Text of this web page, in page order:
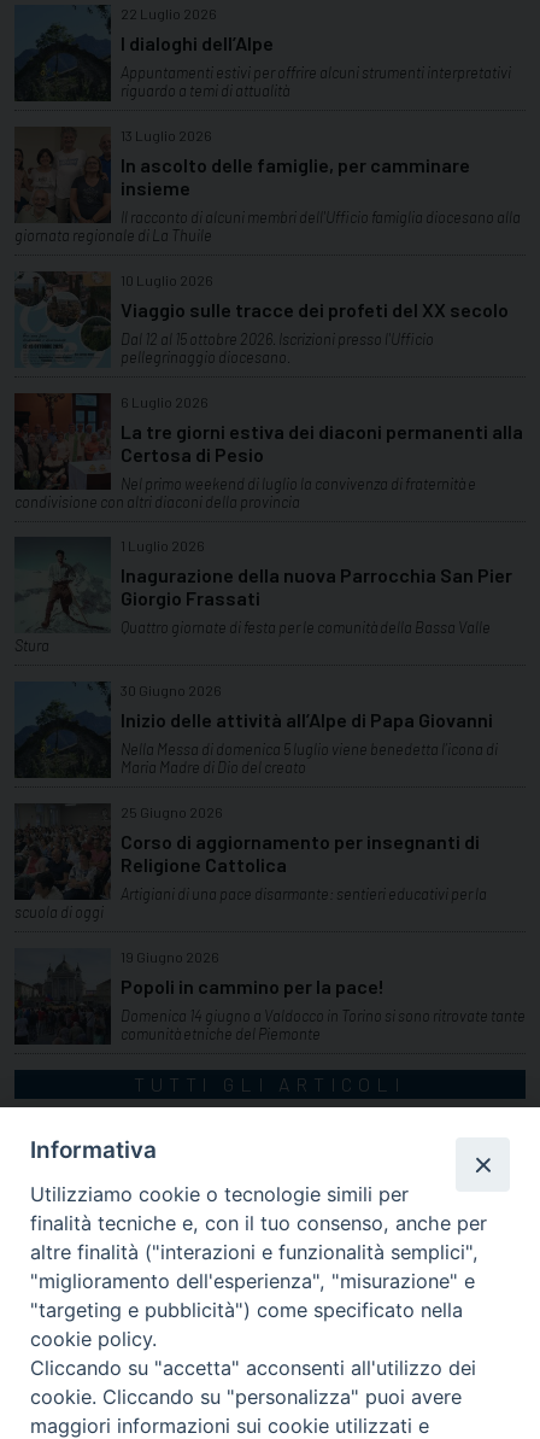
22 Luglio 2026
I dialoghi dell’Alpe
Appuntamenti estivi per offrire alcuni strumenti interpretativi
riguardo a temi di attualità
13 Luglio 2026
In ascolto delle famiglie, per camminare
insieme
Il racconto di alcuni membri dell'Ufficio famiglia diocesano alla
giornata regionale di La Thuile
10 Luglio 2026
Viaggio sulle tracce dei profeti del XX secolo
Dal 12 al 15 ottobre 2026. Iscrizioni presso l'Ufficio
pellegrinaggio diocesano.
6 Luglio 2026
La tre giorni estiva dei diaconi permanenti alla
Certosa di Pesio
Nel primo weekend di luglio la convivenza di fraternità e
condivisione con altri diaconi della provincia
1 Luglio 2026
Inagurazione della nuova Parrocchia San Pier
Giorgio Frassati
Quattro giornate di festa per le comunità della Bassa Valle
Stura
30 Giugno 2026
Inizio delle attività all’Alpe di Papa Giovanni
Nella Messa di domenica 5 luglio viene benedetta l’icona di
Maria Madre di Dio del creato
25 Giugno 2026
Corso di aggiornamento per insegnanti di
Religione Cattolica
Artigiani di una pace disarmante: sentieri educativi per la
scuola di oggi
19 Giugno 2026
Popoli in cammino per la pace!
Domenica 14 giugno a Valdocco in Torino si sono ritrovate tante
comunità etniche del Piemonte
TUTTI GLI ARTICOLI
via Amedeo Rossi, 28 - 12100 Cuneo
Informativa
Utilizziamo cookie o tecnologie simili per
finalità tecniche e, con il tuo consenso, anche per
altre finalità ("interazioni e funzionalità semplici",
"miglioramento dell'esperienza", "misurazione" e
"targeting e pubblicità") come specificato nella
cookie policy.
Cliccando su "accetta" acconsenti all'utilizzo dei
cookie. Cliccando su "personalizza" puoi avere
maggiori informazioni sui cookie utilizzati e